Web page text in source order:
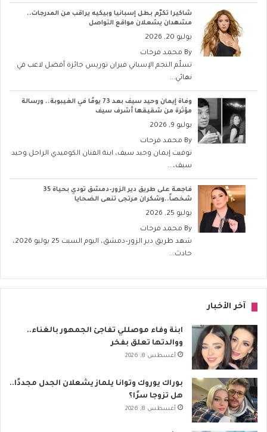
شاكيرا تكرّم بطل إسبانيا وبيكيه يراقب من المدرجات..
مشهدان يشعلان مواقع التواصل
يوليو 20, 2026
By محمد فرحات
تسلّم النجم الإسباني فيران توريس جائزة أفضل لاعب في
نهائي...
وفاة إيمان وحيد سيف بعد 73 يومًا في الغيبوبة.. ورسالة
مؤثرة من شقيقها أشرف سيف
يوليو 9, 2026
By محمد فرحات
توفيت إيمان وحيد سيف، ابنة الفنان الكوميدي الراحل وحيد
سيف،...
فاجعة على طريق دير الزور–دمشق تودي بحياة 35
شخصاً..وشكران مرتجى تنعى الضحايا
يوليو 25, 2026
By محمد فرحات
شهد طريق دير الزور–دمشق، اليوم السبت 25 يوليو 2026،
حادث...
آخر الأخبار
ابنة وفاء موصللي تفاجئ الجمهور بالغناء..
ووالدتها تعلق بفخر
أغسطس 8, 2026
بوراك يوروك وتوانا يلماز يشعلان الجدل مجددًا..
هل تزوجا سرًا؟
أغسطس 8, 2026